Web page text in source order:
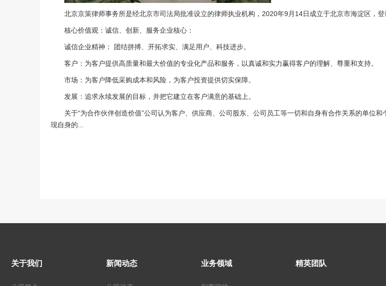
北京京策律师事务所是经北京市司法局批准设立的律师执业机构，2020年9月14日成立于北京市海淀区，
核心价值观：诚信、创新、服务企业核心：
诚信企业精神： 团结拼搏、开拓求实、满足用户、科技进步。
客户：为客户提供高质量和最大价值的专业化产品和服务，以真诚和实力赢得客户的理解、尊重和支持。
市场：为客户降低采购成本和风险，为客户投资提供切实保障。
发展：追求永续发展的目标，并把它建立在客户满意的基础上。
关于“为合作伙伴创造价值”公司认为客户、供应商、公司股东、公司员工等一切和自身有合作关系的单位
现自身的...
关于我们 新闻动态 业务领域 精英团队